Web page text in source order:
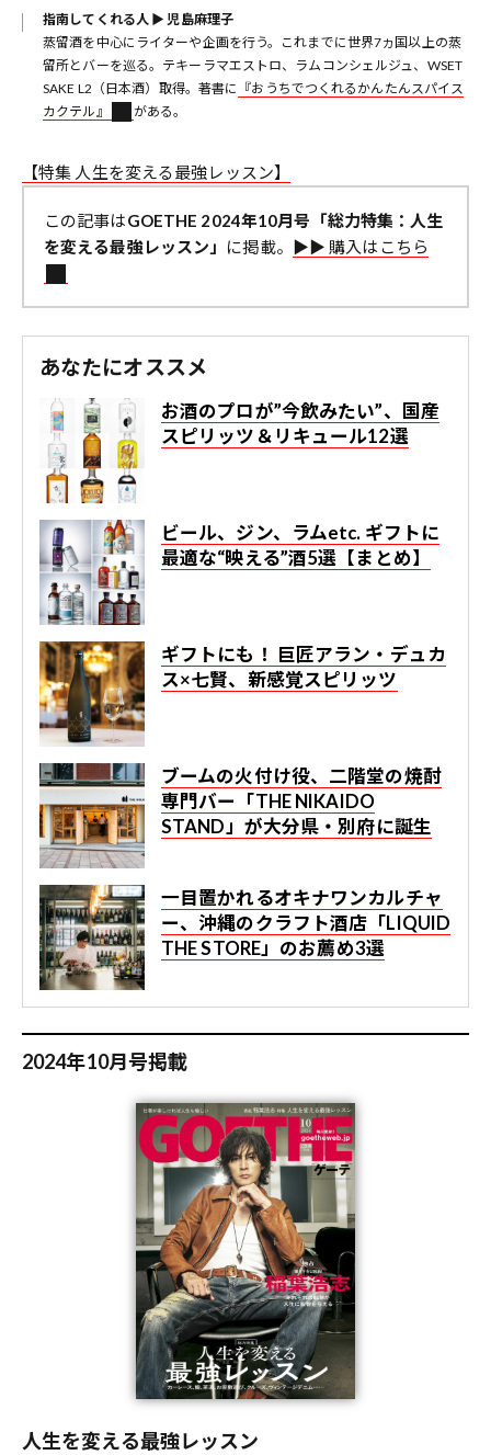
指南してくれる人 ▶︎ 児島麻理子
蒸留酒を中心にライターや企画を行う。これまでに世界7ヵ国以上の蒸
留所とバーを巡る。テキーラマエストロ、ラムコンシェルジュ、WSET
SAKE L2（日本酒）取得。著書に 『おうちでつくれるかんたんスパイス
カクテル』
がある。
【特集 人生を変える最強レッスン】
この記事はGOETHE 2024年10月号「総力特集：人生
を変える最強レッスン」 に掲載。 ▶︎▶︎ 購入はこちら
あなたにオススメ
お酒のプロが”今飲みたい”、国産
スピリッツ＆リキュール12選
ビール、ジン、ラムetc. ギフトに
最適な“映える”酒5選【まとめ】
ギフトにも！ 巨匠アラン・デュカ
ス×七賢、新感覚スピリッツ
ブームの火付け役、二階堂の焼酎
専門バー「THE NIKAIDO
STAND」が大分県・別府に誕生
一目置かれるオキナワンカルチャ
ー、沖縄のクラフト酒店「LIQUID
THE STORE」のお薦め3選
2024年10月号掲載
人生を変える最強レッスン